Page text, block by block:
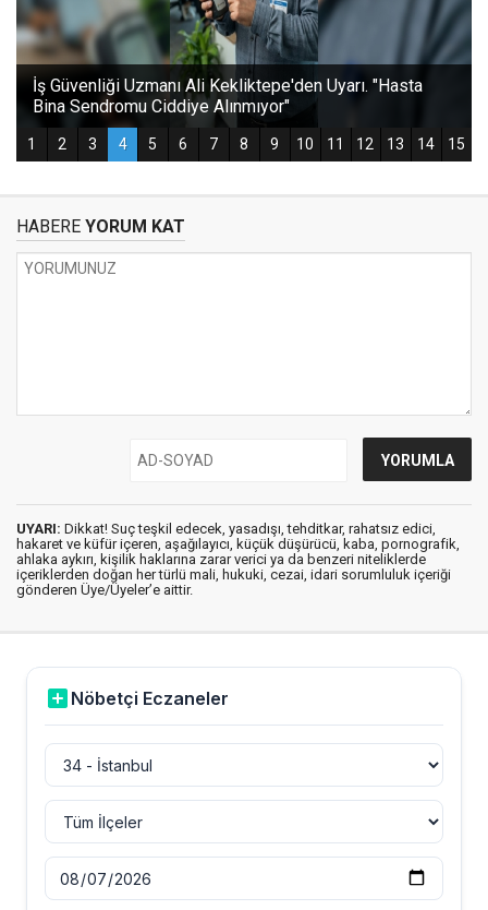
HABERE YORUM KAT
UYARI: Dikkat! Suç teşkil edecek, yasadışı, tehditkar, rahatsız edici,
hakaret ve küfür içeren, aşağılayıcı, küçük düşürücü, kaba, pornografik,
ahlaka aykırı, kişilik haklarına zarar verici ya da benzeri niteliklerde
içeriklerden doğan her türlü mali, hukuki, cezai, idari sorumluluk içeriği
gönderen Üye/Üyeler’e aittir.